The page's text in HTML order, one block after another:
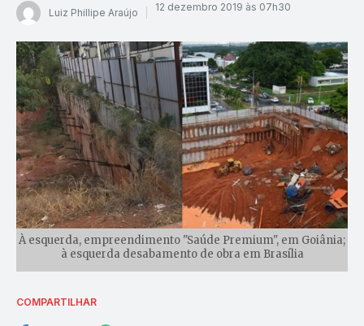
Luiz Phillipe Araújo 12 dezembro 2019 às 07h30
À esquerda, empreendimento "Saúde Premium", em Goiânia;
à esquerda desabamento de obra em Brasília
COMPARTILHAR